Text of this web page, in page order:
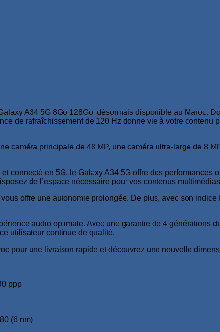
A34 5G 8Go 128Go, désormais disponible au Maroc.
de rafraîchissement de 120 Hz donne vie à votre
caméra principale de 48 MP, une caméra ultra-large de 8
connecté en 5G, le Galaxy A34 5G offre des performances
de l’espace nécessaire pour vos contenus
offre une autonomie prolongée. De plus, avec son
audio optimale. Avec une garantie de 4 générations
utilisateur continue de qualité.
pour une livraison rapide et découvrez une nouvelle
ppp
(6 nm)